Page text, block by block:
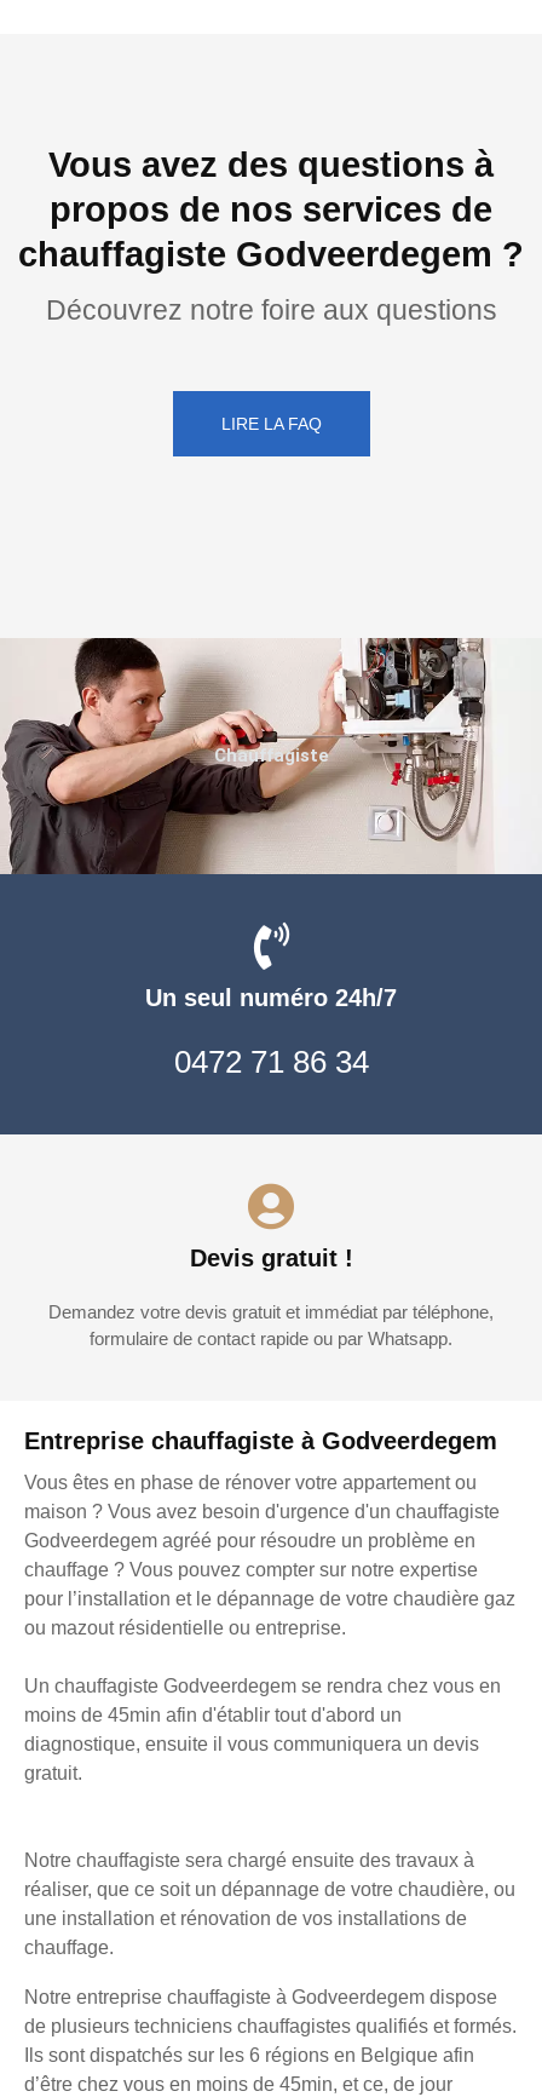
Vous avez des questions à
propos de nos services de
chauffagiste Godveerdegem ?
Découvrez notre foire aux questions
LIRE LA FAQ
Entreprise chauffagiste à Godveerdegem
Vous êtes en phase de rénover votre appartement ou
maison ? Vous avez besoin d'urgence d'un chauffagiste
Godveerdegem agréé pour résoudre un problème en
chauffage ? Vous pouvez compter sur notre expertise
pour l’installation et le dépannage de votre chaudière gaz
ou mazout résidentielle ou entreprise.
Un chauffagiste Godveerdegem se rendra chez vous en
moins de 45min afin d'établir tout d'abord un
diagnostique, ensuite il vous communiquera un devis
gratuit.
Notre chauffagiste sera chargé ensuite des travaux à
réaliser, que ce soit un dépannage de votre chaudière, ou
une installation et rénovation de vos installations de
chauffage.
Notre entreprise chauffagiste à Godveerdegem dispose
de plusieurs techniciens chauffagistes qualifiés et formés.
Ils sont dispatchés sur les 6 régions en Belgique afin
d’être chez vous en moins de 45min, et ce, de jour
Un seul numéro 24h/7
0472 71 86 34
Devis gratuit !
Demandez votre devis gratuit et immédiat par téléphone,
formulaire de contact rapide ou par Whatsapp.
Chauffagiste